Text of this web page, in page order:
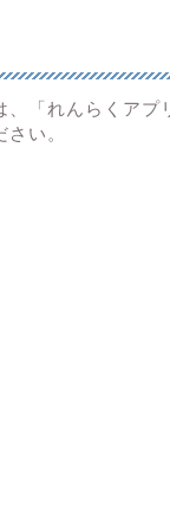
、「れんらくアプ
い。